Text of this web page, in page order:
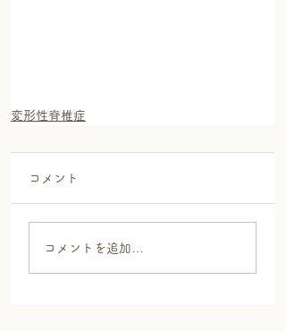
変形性脊椎症
コメント
コメントを追加…